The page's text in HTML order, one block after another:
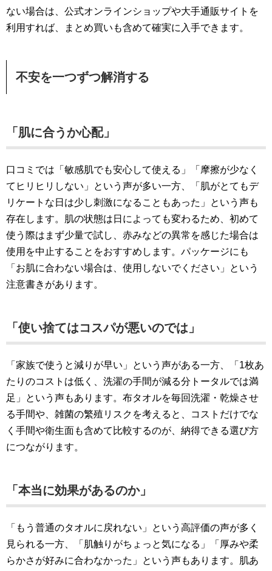
ない場合は、公式オンラインショップや大手通販サイトを
利用すれば、まとめ買いも含めて確実に入手できます。
不安を一つずつ解消する
「肌に合うか心配」
口コミでは「敏感肌でも安心して使える」「摩擦が少なく
てヒリヒリしない」という声が多い一方、「肌がとてもデ
リケートな日は少し刺激になることもあった」という声も
存在します。肌の状態は日によっても変わるため、初めて
使う際はまず少量で試し、赤みなどの異常を感じた場合は
使用を中止することをおすすめします。パッケージにも
「お肌に合わない場合は、使用しないでください」という
注意書きがあります。
「使い捨てはコスパが悪いのでは」
「家族で使うと減りが早い」という声がある一方、「1枚あ
たりのコストは低く、洗濯の手間が減る分トータルでは満
足」という声もあります。布タオルを毎回洗濯・乾燥させ
る手間や、雑菌の繁殖リスクを考えると、コストだけでな
く手間や衛生面も含めて比較するのが、納得できる選び方
につながります。
「本当に効果があるのか」
「もう普通のタオルに戻れない」という高評価の声が多く
見られる一方、「肌触りがちょっと気になる」「厚みや柔
らかさが好みに合わなかった」という声もあります。肌あ